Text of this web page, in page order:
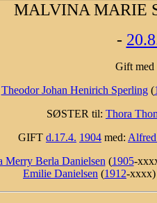
MALVINA MARIE
-
Gift
Theodor Johan Henirich Sperling(
SØSTER til: Thora
GIFT d.17.4. 1904 med:
Merry Berla Danielsen (1905-
Emilie Danielsen (1912-